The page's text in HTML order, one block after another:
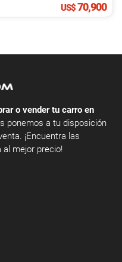
US$70,900
o vender tu carro en
ponemos a tu disposición
¡Encuentra las
mejor precio!